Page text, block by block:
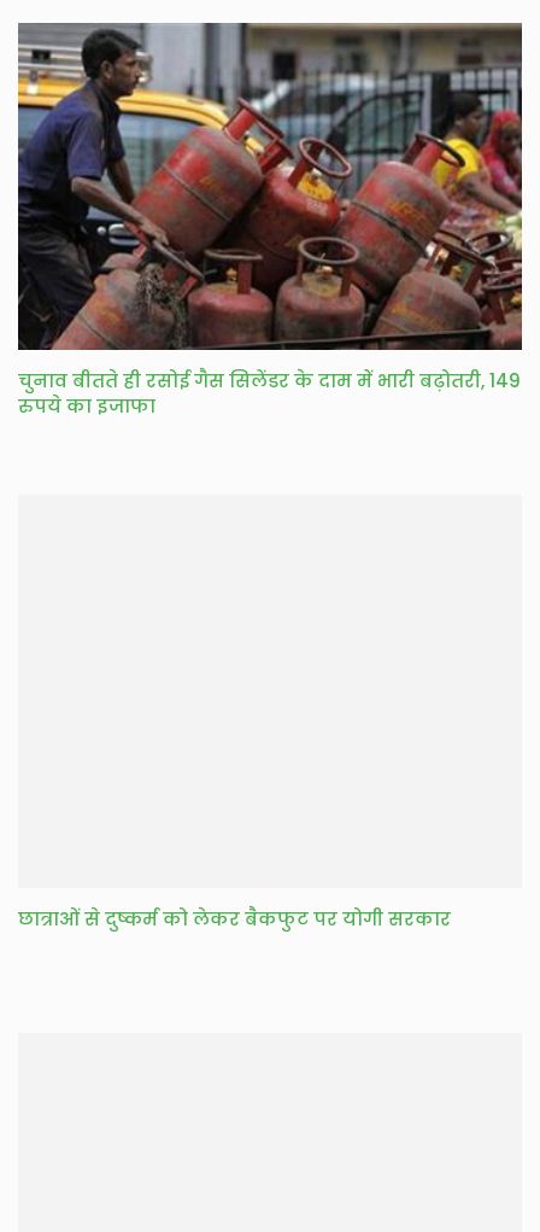
चुनाव बीतते ही रसोई गैस सिलेंडर के दाम में भारी बढ़ोतरी, 149
रुपये का इजाफा
छात्राओं से दुष्कर्म को लेकर बैकफुट पर योगी सरकार